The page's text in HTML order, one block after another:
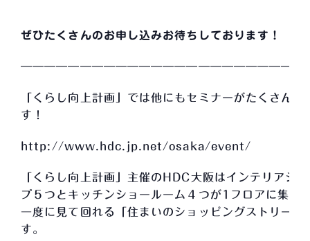
ぜひたくさんのお申し込みお待ちしております！
「くらし向上計画」では他にもセミナーがたくさんあ
す！
http://www.hdc.jp.net/osaka/event/
「くらし向上計画」主催のHDC大阪はインテリアシ
プ５つとキッチンショールーム４つが1フロアに集ま
一度に見て回れる「住まいのショッピングストリート
す。